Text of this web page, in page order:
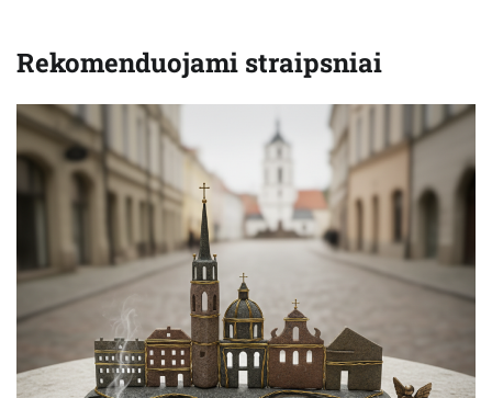
Rekomenduojami straipsniai